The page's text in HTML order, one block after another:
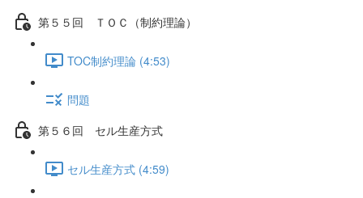
第５５回 ＴＯＣ（制約理論）
TOC制約理論 (4:53)
問題
第５６回 セル生産方式
セル生産方式 (4:59)